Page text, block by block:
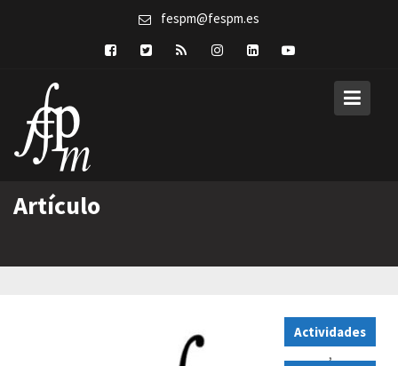
fespm@fespm.es
Artículo
Actividades
,